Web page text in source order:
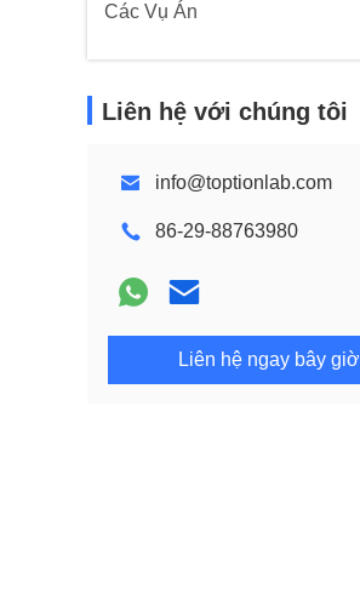
Các Vụ Án
Liên hệ với chúng tôi
info@toptionlab.com
86-29-88763980
Liên hệ ngay bây giờ